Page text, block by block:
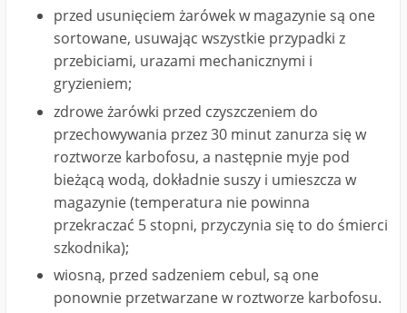
przed usunięciem żarówek w magazynie są one
sortowane, usuwając wszystkie przypadki z
przebiciami, urazami mechanicznymi i
gryzieniem;
zdrowe żarówki przed czyszczeniem do
przechowywania przez 30 minut zanurza się w
roztworze karbofosu, a następnie myje pod
bieżącą wodą, dokładnie suszy i umieszcza w
magazynie (temperatura nie powinna
przekraczać 5 stopni, przyczynia się to do śmierci
szkodnika);
wiosną, przed sadzeniem cebul, są one
ponownie przetwarzane w roztworze karbofosu.